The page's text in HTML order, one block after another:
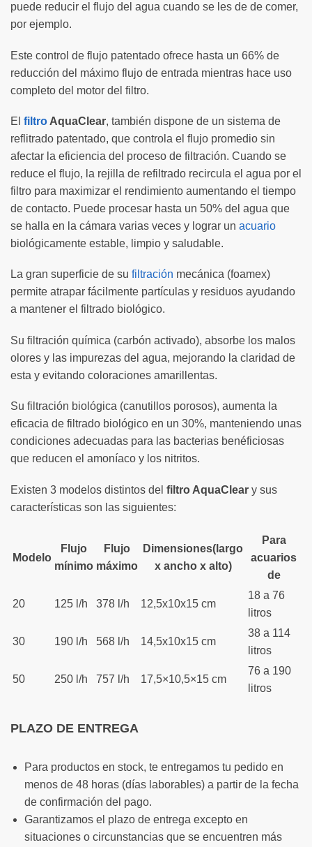
puede reducir el flujo del agua cuando se les de de comer,
por ejemplo.
Este control de flujo patentado ofrece hasta un 66% de
reducción del máximo flujo de entrada mientras hace uso
completo del motor del filtro.
El filtro AquaClear, también dispone de un sistema de
reflitrado patentado, que controla el flujo promedio sin
afectar la eficiencia del proceso de filtración. Cuando se
reduce el flujo, la rejilla de refiltrado recircula el agua por el
filtro para maximizar el rendimiento aumentando el tiempo
de contacto. Puede procesar hasta un 50% del agua que
se halla en la cámara varias veces y lograr un acuario
biológicamente estable, limpio y saludable.
La gran superficie de su filtración mecánica (foamex)
permite atrapar fácilmente partículas y residuos ayudando
a mantener el filtrado biológico.
Su filtración química (carbón activado), absorbe los malos
olores y las impurezas del agua, mejorando la claridad de
esta y evitando coloraciones amarillentas.
Su filtración biológica (canutillos porosos), aumenta la
eficacia de filtrado biológico en un 30%, manteniendo unas
condiciones adecuadas para las bacterias benéficiosas
que reducen el amoníaco y los nitritos.
Existen 3 modelos distintos del filtro AquaClear y sus
características son las siguientes:
Modelo
Flujo
mínimo
Flujo
máximo
Dimensiones(largo
x ancho x alto)
Para
acuarios
de
20 125 l/h 378 l/h 12,5x10x15 cm
18 a 76
litros
30 190 l/h 568 l/h 14,5x10x15 cm
38 a 114
litros
50 250 l/h 757 l/h 17,5×10,5×15 cm
76 a 190
litros
PLAZO DE ENTREGA
Para productos en stock, te entregamos tu pedido en
menos de 48 horas (días laborables) a partir de la fecha
de confirmación del pago.
Garantizamos el plazo de entrega excepto en
situaciones o circunstancias que se encuentren más